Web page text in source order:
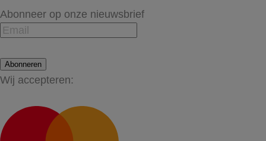
Abonneer op onze nieuwsbrief
Abonneren
Wij accepteren: